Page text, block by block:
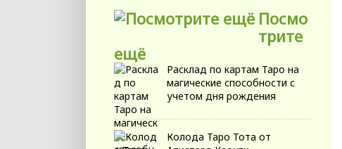
Посмо
трите
ещё
Расклад по картам Таро на
магические способности с
учетом дня рождения
Колода Таро Тота от